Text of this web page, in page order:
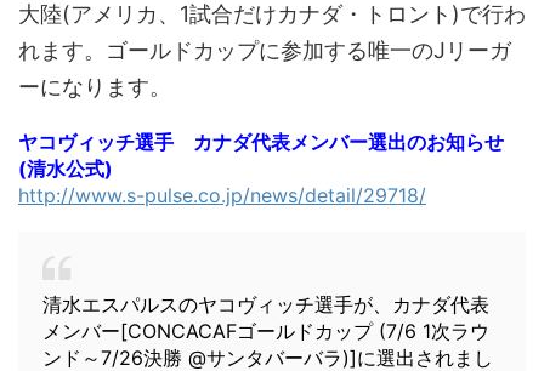
大陸(アメリカ、1試合だけカナダ・トロント)で行わ
れます。ゴールドカップに参加する唯一のJリーガ
ーになります。
ヤコヴィッチ選手 カナダ代表メンバー選出のお知らせ
(清水公式)
http://www.s-pulse.co.jp/news/detail/29718/
清水エスパルスのヤコヴィッチ選手が、カナダ代表
メンバー[CONCACAFゴールドカップ (7/6 1次ラウ
ンド～7/26決勝 @サンタバーバラ)]に選出されまし